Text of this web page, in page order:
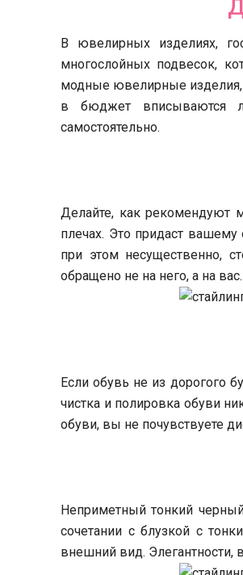
В ювелирных изделиях,
многослойных подвесок,
модные ювелирные изделия,
в бюджет вписываются
самостоятельно.
Делайте, как рекомендуют
плечах. Это придаст
при этом несущественно,
обращено не на него, а на вас.
Если обувь не из дорогого
чистка и полировка обуви
обуви, вы не почувствуете
Неприметный тонкий
сочетании с блузкой с
внешний вид. Элегантности,